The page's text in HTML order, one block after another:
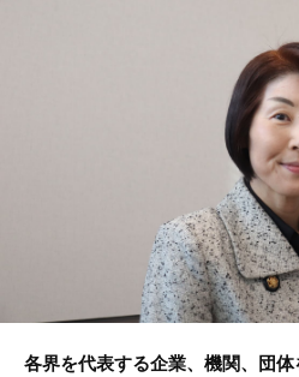
各界を代表する企業、機関、団